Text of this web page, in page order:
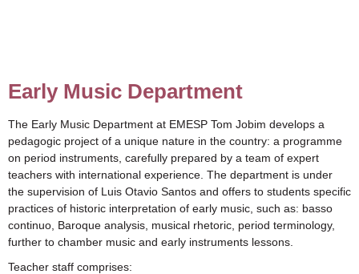
Early Music Department
The Early Music Department at EMESP Tom Jobim develops a
pedagogic project of a unique nature in the country: a programme
on period instruments, carefully prepared by a team of expert
teachers with international experience. The department is under
the supervision of Luis Otavio Santos and offers to students specific
practices of historic interpretation of early music, such as: basso
continuo, Baroque analysis, musical rhetoric, period terminology,
further to chamber music and early instruments lessons.
Teacher staff comprises: